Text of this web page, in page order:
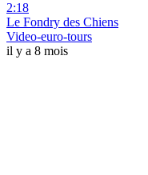
2:18
Le Fondry des Chiens
Video-euro-tours
il y a 8 mois